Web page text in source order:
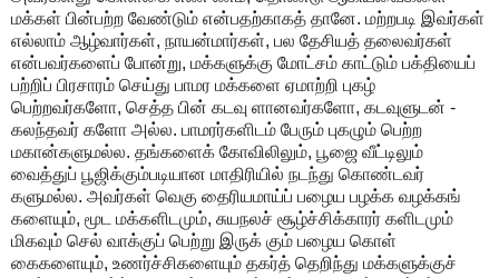
மக்கள் பின்பற்ற வேண்டும் என்பதற்காகத் தானே. மற்றபடி இவர்கள்
எல்லாம் ஆழ்வார்கள், நாயன்மார்கள், பல தேசியத் தலைவர்கள்
என்பவர்களைப் போன்று, மக்களுக்கு மோட்சம் காட்டும் பக்தியைப்
பற்றிப் பிரசாரம் செய்து பாமர மக்களை ஏமாற்றி புகழ்
பெற்றவர்களோ, செத்த பின் கடவு ளானவர்களோ, கடவுளுடன் -
கலந்தவர் களோ அல்ல. பாமரர்களிடம் பேரும் புகழும் பெற்ற
மகான்களுமல்ல. தங்களைக் கோவிலிலும், பூஜை வீட்டிலும்
வைத்துப் பூஜிக்கும்படியான மாதிரியில் நடந்து கொண்டவர்
களுமல்ல. அவர்கள் வெகு தைரியமாய்ப் பழைய பழக்க வழக்கங்
களையும், மூட மக்களிடமும், சுயநலச் சூழ்ச்சிக்காரர் களிடமும்
மிகவும் செல் வாக்குப் பெற்று இருக் கும் பழைய கொள்
கைகளையும், உணர்ச்சிகளையும் தகர்த் தெறிந்து மக்களுக்குச்